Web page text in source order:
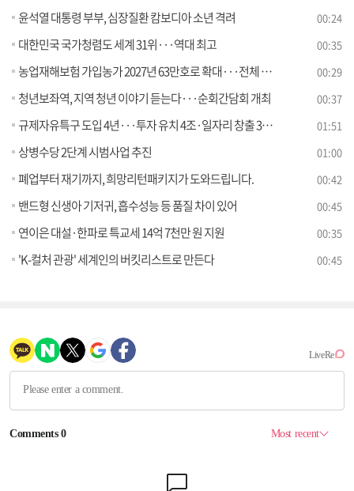
윤석열 대통령 부부, 심장질환 캄보디아 소년 격려 00:24
대한민국 국가청렴도 세계 31위···역대 최고 00:35
농업재해보험 가입농가 2027년 63만호로 확대···전체 농가의 60% 00:29
청년보좌역, 지역 청년 이야기 듣는다···순회간담회 개최 00:37
규제자유특구 도입 4년···투자 유치 4조·일자리 창출 3천7백 명 01:51
상병수당 2단계 시범사업 추진 01:00
폐업부터 재기까지, 희망리턴패키지가 도와드립니다. 00:42
밴드형 신생아 기저귀, 흡수성능 등 품질 차이 있어 00:45
연이은 대설·한파로 특교세 14억 7천만 원 지원 00:35
'K-컬처 관광' 세계인의 버킷리스트로 만든다 00:45